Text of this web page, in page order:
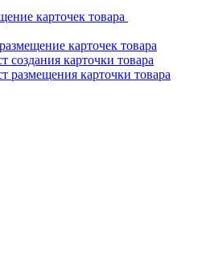
карточек товара
карточек товара
создания карточки товара
размещения карточки товара